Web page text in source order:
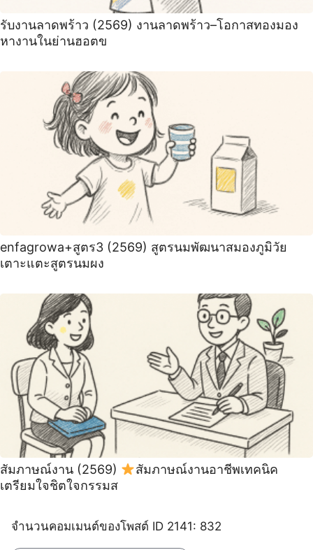
รับงานลาดพร้าว (2569) งานลาดพร้าว–โอกาสทองมอง
หางานในย่านฮอตข
enfagrowa+สูตร3 (2569) สูตรนมพัฒนาสมองภูมิวัย
เตาะแตะสูตรนมผง
สัมภาษณ์งาน (2569)
สัมภาษณ์งานอาชีพเทคนิค
เตรียมใจชิตใจกรรมส
จำนวนคอมเมนต์ของโพสต์ ID 2141: 832